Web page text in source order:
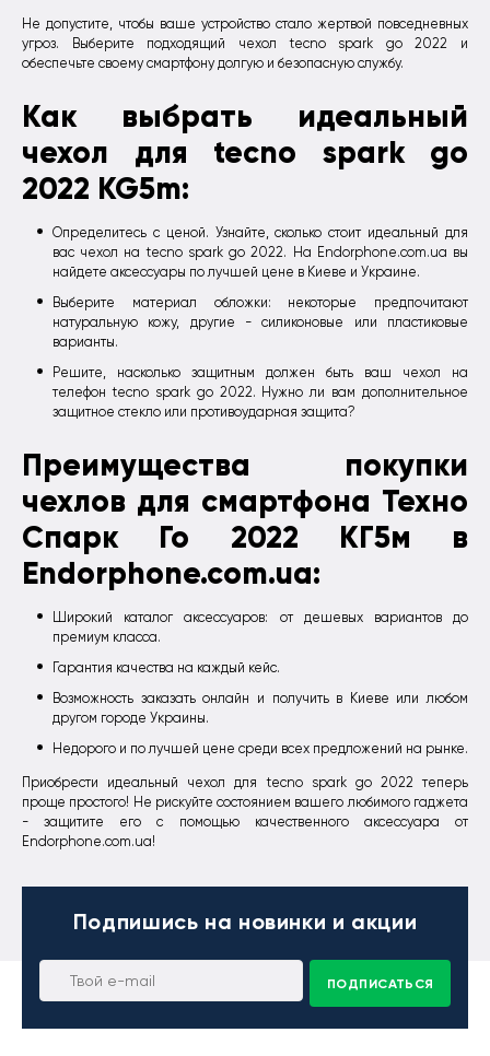
Не допустите, чтобы ваше устройство стало жертвой повседневных
угроз. Выберите подходящий чехол tecno spark go 2022 и
обеспечьте своему смартфону долгую и безопасную службу.
Как выбрать идеальный
чехол для tecno spark go
2022 KG5m:
Определитесь с ценой. Узнайте, сколько стоит идеальный для
вас чехол на tecno spark go 2022. На Endorphone.com.ua вы
найдете аксессуары по лучшей цене в Киеве и Украине.
Выберите материал обложки: некоторые предпочитают
натуральную кожу, другие - силиконовые или пластиковые
варианты.
Решите, насколько защитным должен быть ваш чехол на
телефон tecno spark go 2022. Нужно ли вам дополнительное
защитное стекло или противоударная защита?
Преимущества покупки
чехлов для смартфона Техно
Спарк Го 2022 KГ5м в
Endorphone.com.ua:
Широкий каталог аксессуаров: от дешевых вариантов до
премиум класса.
Гарантия качества на каждый кейс.
Возможность заказать онлайн и получить в Киеве или любом
другом городе Украины.
Недорого и по лучшей цене среди всех предложений на рынке.
Приобрести идеальный чехол для tecno spark go 2022 теперь
проще простого! Не рискуйте состоянием вашего любимого гаджета
- защитите его с помощью качественного аксессуара от
Endorphone.com.ua!
Подпишись на новинки и акции
ПОДПИСАТЬСЯ